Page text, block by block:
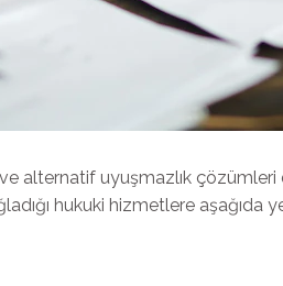
alternatif uyuşmazlık çözümleri
hukuki hizmetlere aşağıda